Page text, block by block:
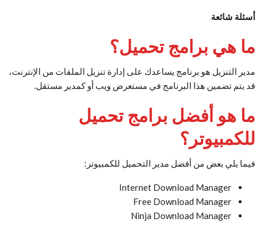
أسئلة شائعة
ما هي برامج تحميل؟
مدير التنزيل هو برنامج يساعدك على إدارة تنزيل الملفات من الإنترنت،
قد يتم تضمين هذا البرنامج في مستعرض ويب أو كمدير مستقل.
ما هو أفضل برامج تحميل
للكمبيوتر؟
فيما يلي بعض من أفضل مدير التحميل للكمبيوتر:
Internet Download Manager
Free Download Manager
Ninja Download Manager